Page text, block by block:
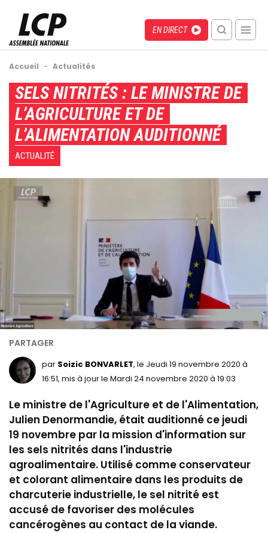
contenu
principal
Menu
recherche
mobile
Direct
EN DIRECT
Fil
d'Ariane
Accueil - Actualités
Back
top
SELS NITRITÉS : LE MINISTRE DE
L’AGRICULTURE ET DE
L’ALIMENTATION AUDITIONNÉ
ACTUALITÉ
Image
par Soizic BONVARLET, le Jeudi 19 novembre 2020 à
16:51, mis à jour le Mardi 24 novembre 2020 à 19:03
Le ministre de l'Agriculture et de l'Alimentation,
Julien Denormandie, était auditionné ce jeudi
19 novembre par la mission d'information sur
les sels nitrités dans l'industrie
agroalimentaire. Utilisé comme conservateur
et colorant alimentaire dans les produits de
charcuterie industrielle, le sel nitrité est
accusé de favoriser des molécules
cancérogènes au contact de la viande.